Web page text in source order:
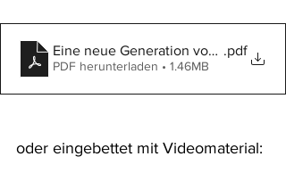
Eine neue Generation von Erstwählern
.pdf
PDF herunterladen • 1.46MB
oder eingebettet mit Videomaterial: